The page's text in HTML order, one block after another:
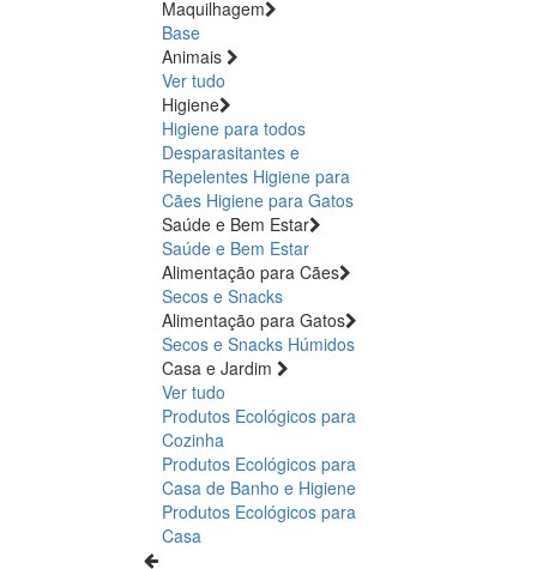
Maquilhagem
Base
Animais
Ver tudo
Higiene
Higiene para todos
Desparasitantes e
Repelentes Higiene para
Cães Higiene para Gatos
Saúde e Bem Estar
Saúde e Bem Estar
Alimentação para Cães
Secos e Snacks
Alimentação para Gatos
Secos e Snacks Húmidos
Casa e Jardim
Ver tudo
Produtos Ecológicos para
Cozinha
Produtos Ecológicos para
Casa de Banho e Higiene
Produtos Ecológicos para
Casa